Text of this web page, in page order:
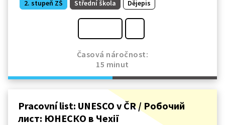
2. stupeň ZŠ Střední škola Dějepis
Časová náročnost:
15 minut
Pracovní list: UNESCO v ČR / Робочий
лист: ЮНЕСКО в Чехії